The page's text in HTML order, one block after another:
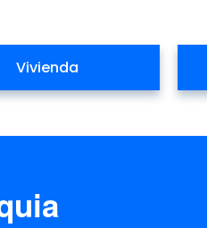
Vivienda